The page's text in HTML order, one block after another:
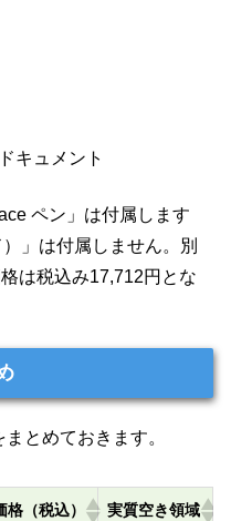
キュメント
ペン」は付属します
」は付属しません。別
は税込み17,712円とな
とめておきます。
格（税込） 実質空き領域